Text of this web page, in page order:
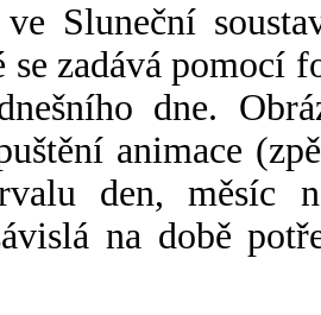
ve Sluneční
se zadává pomocí
dne.
animace
den, měsíc
na době